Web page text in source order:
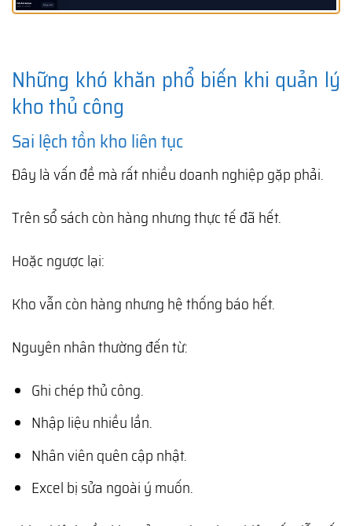
Những khó khăn phổ biến khi quản lý
kho thủ công
Sai lệch tồn kho liên tục
Đây là vấn đề mà rất nhiều doanh nghiệp gặp phải.
Trên sổ sách còn hàng nhưng thực tế đã hết.
Hoặc ngược lại:
Kho vẫn còn hàng nhưng hệ thống báo hết.
Nguyên nhân thường đến từ:
Ghi chép thủ công.
Nhập liệu nhiều lần.
Nhân viên quên cập nhật.
Excel bị sửa ngoài ý muốn.